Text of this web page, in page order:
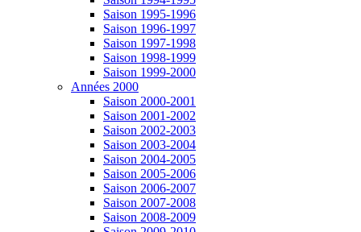
Saison 1995-1996
Saison 1996-1997
Saison 1997-1998
Saison 1998-1999
Saison 1999-2000
Années 2000
Saison 2000-2001
Saison 2001-2002
Saison 2002-2003
Saison 2003-2004
Saison 2004-2005
Saison 2005-2006
Saison 2006-2007
Saison 2007-2008
Saison 2008-2009